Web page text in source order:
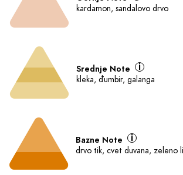
kardamon, sandalovo drvo
Srednje Note
kleka, đumbir, galanga
Bazne Note
drvo tik, cvet duvana, zeleno